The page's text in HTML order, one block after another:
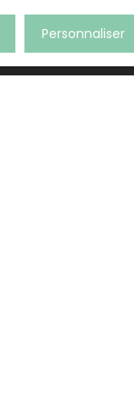
Personnaliser